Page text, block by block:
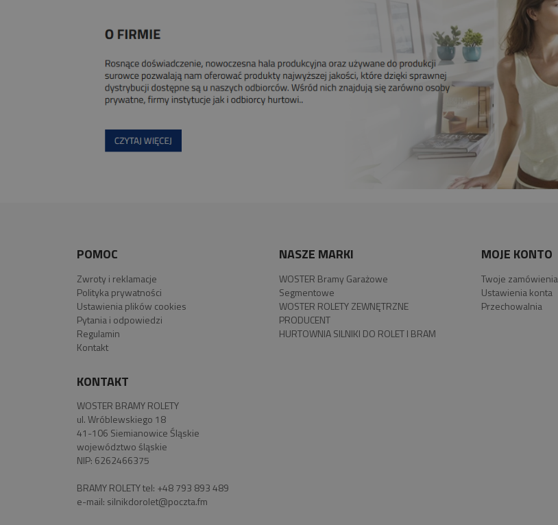
POMOC
Zwroty i reklamacje
Polityka prywatności
Ustawienia plików cookies
Pytania i odpowiedzi
Regulamin
Kontakt
NASZE MARKI
WOSTER Bramy Garażowe
Segmentowe
WOSTER ROLETY ZEWNĘTRZNE
PRODUCENT
HURTOWNIA SILNIKI DO ROLET I BRAM
MOJE KONTO
Twoje zamówienia
Ustawienia konta
Przechowalnia
KONTAKT
WOSTER BRAMY ROLETY
ul. Wróblewskiego 18
41-106 Siemianowice Śląskie
województwo śląskie
NIP: 6262466375
BRAMY ROLETY tel: +48 793 893 489
e-mail: silnikdorolet@poczta.fm